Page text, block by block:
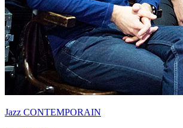
Jazz CONTEMPORAIN